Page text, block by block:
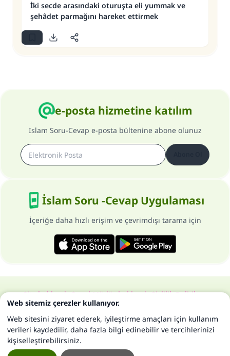
İki secde arasındaki oturuşta eli yummak ve
şehâdet parmağını hareket ettirmek
e-posta hizmetine katılım
İslam Soru-Cevap e-posta bültenine abone olunuz
İslam Soru -Cevap Uygulaması
İçeriğe daha hızlı erişim ve çevrimdışı tarama için
Site hakkındaGenel Müdür hakkındaGizlilik Politikası
Bütün hakları, www.islam-qa.com sitesine aittir 1997-2025 ©
Web sitemiz çerezler kullanıyor.
Web sitesini ziyaret ederek, iyileştirme amaçları için kullanım
verileri kaydedilir, daha fazla bilgi edinebilir ve tercihlerinizi
kişiselleştirebilirsiniz.